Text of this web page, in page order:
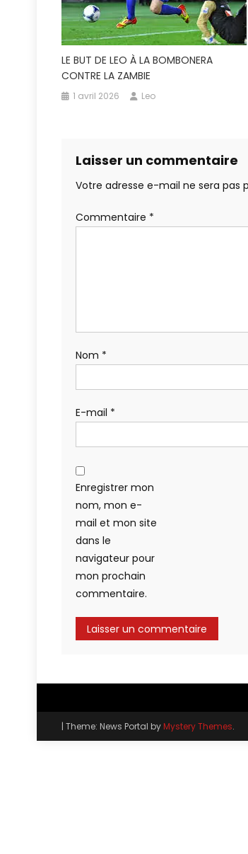
LE BUT DE LEO À LA BOMBONERA
CONTRE LA ZAMBIE
1 avril 2026 Leo
Laisser un commentaire
Votre adresse e-mail ne sera pas
Commentaire *
Nom *
E-mail *
Enregistrer mon
nom, mon e-
mail et mon site
dans le
navigateur pour
mon prochain
commentaire.
| Theme: News Portal byMystery Themes.